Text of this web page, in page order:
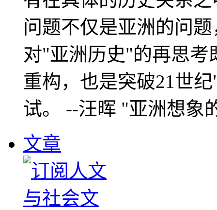
问题不仅是亚洲的问
对"亚洲历史"的再思考
重构，也是突破21世
试。 --汪晖 "亚洲想象
文章